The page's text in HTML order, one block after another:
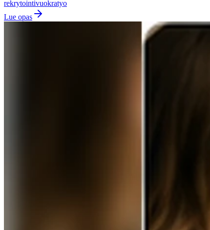
rekrytointivuokratyo
Lue opas